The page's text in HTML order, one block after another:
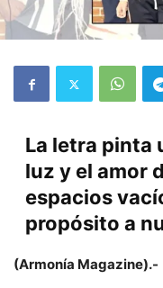
La letra pinta
luz y el amor
espacios
propósito a
(Armonía Magazine).-